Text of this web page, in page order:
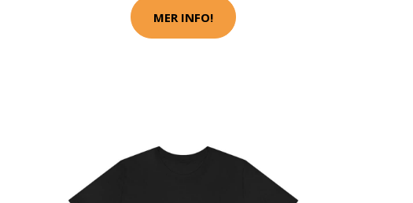
MER INFO!